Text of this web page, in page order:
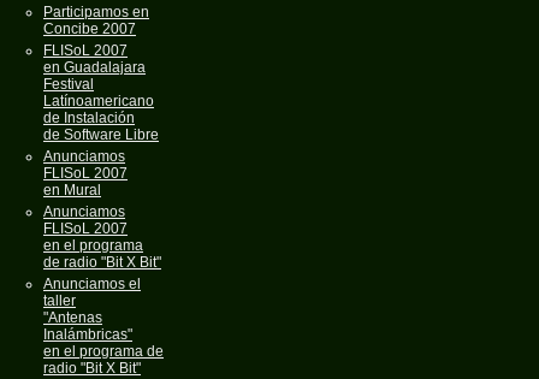
Participamos en
Concibe 2007
FLISoL 2007
en Guadalajara
Festival
Latínoamericano
de Instalación
de Software Libre
Anunciamos
FLISoL 2007
en Mural
Anunciamos
FLISoL 2007
en el programa
de radio "Bit X Bit"
Anunciamos el
taller
"Antenas
Inalámbricas"
en el programa de
radio "Bit X Bit"